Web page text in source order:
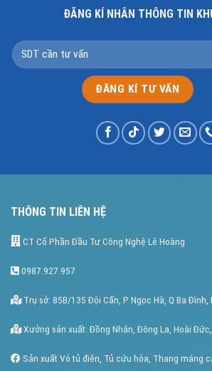
ĐĂNG KÍ NHÂN THÔNG TIN
THÔNG TIN LIÊN HỆ
CT Cổ Phần Đầu Tư Công Nghệ Lê Hoàng
0987.927.957
Trụ sở: 85B/135 Đội Cấn, P Ngọc Hà, Q Ba Đình,
Xưởng sản xuất: Đồng Nhân, Đông La, Hoài Đức,
Sản xuất Vỏ tủ điên, Tủ cứu hỏa, Thang máng